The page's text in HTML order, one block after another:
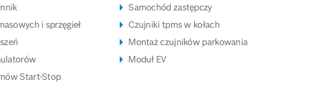
i sprzęgieł
Start-Stop
Samochód zastępczy
Czujniki tpms w kołach
Montaż czujników parkowania
Moduł EV